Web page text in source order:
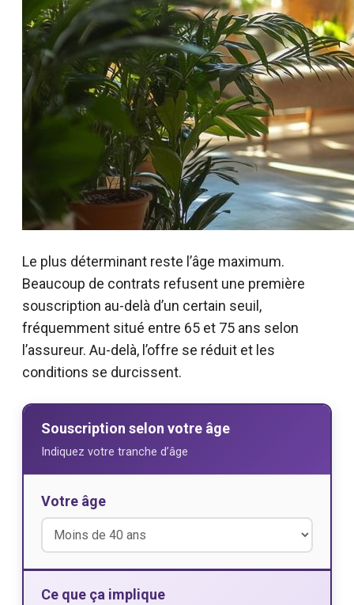
Le plus déterminant reste l’âge maximum.
Beaucoup de contrats refusent une première
souscription au-delà d’un certain seuil,
fréquemment situé entre 65 et 75 ans selon
l’assureur. Au-delà, l’offre se réduit et les
conditions se durcissent.
Souscription selon votre âge
Indiquez votre tranche d’âge
Votre âge
Ce que ça implique